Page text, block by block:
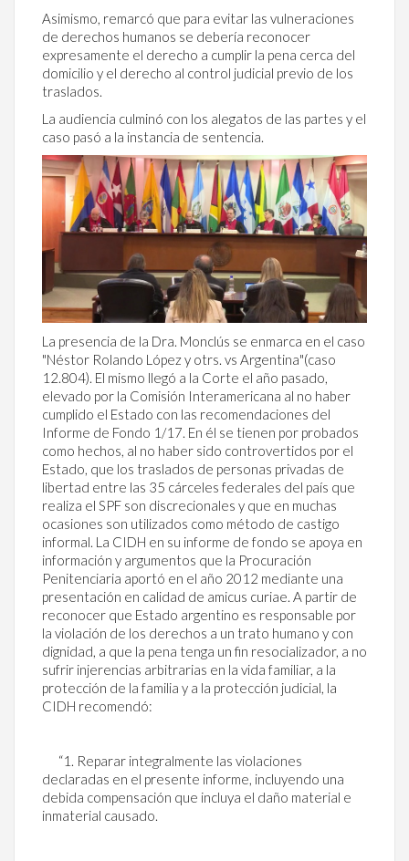
Asimismo, remarcó que para evitar las vulneraciones
de derechos humanos se debería reconocer
expresamente el derecho a cumplir la pena cerca del
domicilio y el derecho al control judicial previo de los
traslados.
La audiencia culminó con los alegatos de las partes y el
caso pasó a la instancia de sentencia.
La presencia de la Dra. Monclús se enmarca en el caso
"Néstor Rolando López y otrs. vs Argentina"(caso
12.804). El mismo llegó a la Corte el año pasado,
elevado por la Comisión Interamericana al no haber
cumplido el Estado con las recomendaciones del
Informe de Fondo 1/17. En él se tienen por probados
como hechos, al no haber sido controvertidos por el
Estado, que los traslados de personas privadas de
libertad entre las 35 cárceles federales del país que
realiza el SPF son discrecionales y que en muchas
ocasiones son utilizados como método de castigo
informal. La CIDH en su informe de fondo se apoya en
información y argumentos que la Procuración
Penitenciaria aportó en el año 2012 mediante una
presentación en calidad de amicus curiae. A partir de
reconocer que Estado argentino es responsable por
la violación de los derechos a un trato humano y con
dignidad, a que la pena tenga un fin resocializador, a no
sufrir injerencias arbitrarias en la vida familiar, a la
protección de la familia y a la protección judicial, la
CIDH recomendó:
“1. Reparar integralmente las violaciones
declaradas en el presente informe, incluyendo una
debida compensación que incluya el daño material e
inmaterial causado.